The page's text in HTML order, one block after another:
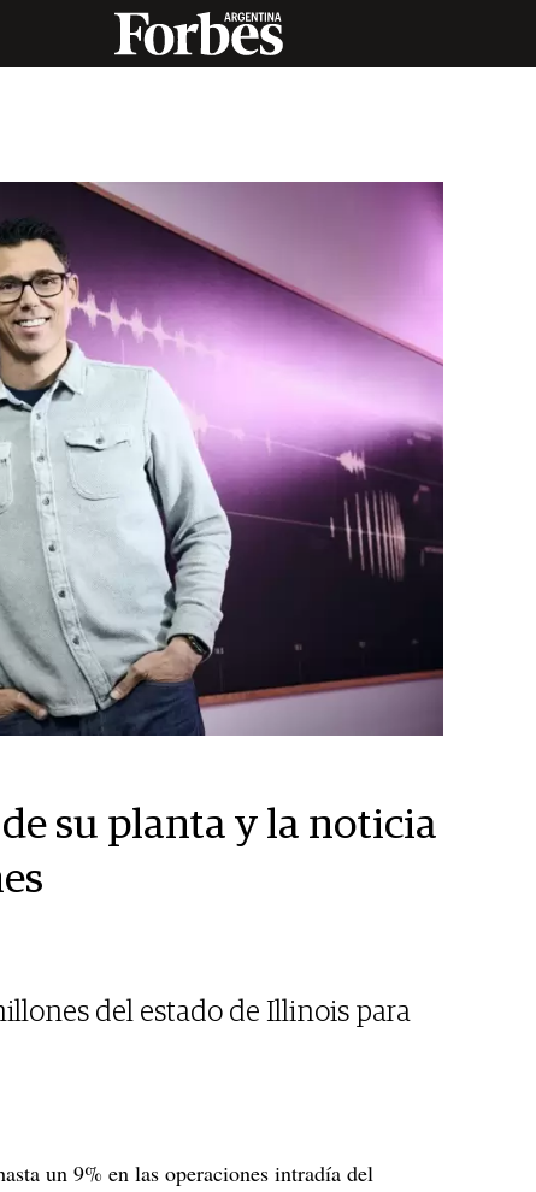
su planta y la noticia
del estado de Illinois para
un 9% en las operaciones intradía del